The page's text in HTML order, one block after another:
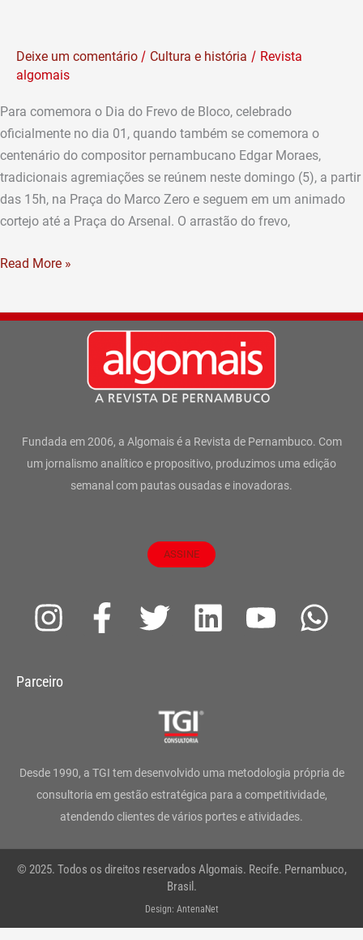
Deixe um comentário / Cultura e história / Revista
algomais
Para comemora o Dia do Frevo de Bloco, celebrado
oficialmente no dia 01, quando também se comemora o
centenário do compositor pernambucano Edgar Moraes,
tradicionais agremiações se reúnem neste domingo (5), a partir
das 15h, na Praça do Marco Zero e seguem em um animado
cortejo até a Praça do Arsenal. O arrastão do frevo,
será
comemorado
com
grande
arrastão
no
Bairro
do
Read More »
Fundada em 2006, a Algomais é a Revista de Pernambuco. Com
um jornalismo analítico e propositivo, produzimos uma edição
semanal com pautas ousadas e inovadoras.
ASSINE
I
s
g
r
a
m
F
a
o
o
k
-
T
t
e
r
L
d
i
n
Y
b
e
W
a
p
Parceiro
Desde 1990, a TGI tem desenvolvido uma metodologia própria de
consultoria em gestão estratégica para a competitividade,
atendendo clientes de vários portes e atividades.
© 2025. Todos os direitos reservados Algomais. Recife. Pernambuco,
Brasil.
Design: AntenaNet